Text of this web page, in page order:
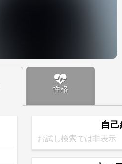
性格
自己
お試し検索では非表示